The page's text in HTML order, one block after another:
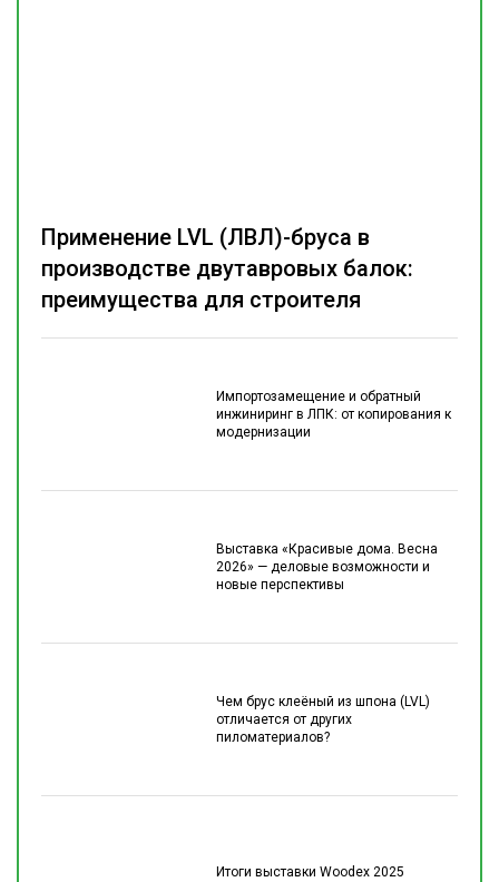
Импортозамещение и обратный
инжиниринг в ЛПК: от копирования к
модернизации
Выставка «Красивые дома. Весна
2026» — деловые возможности и
новые перспективы
Чем брус клеёный из шпона (LVL)
отличается от других
пиломатериалов?
Итоги выставки Woodex 2025
Применение LVL (ЛВЛ)-бруса в
производстве двутавровых балок:
преимущества для строителя